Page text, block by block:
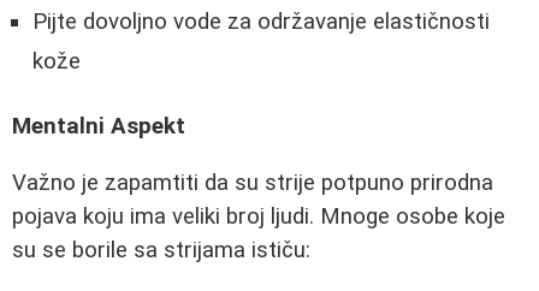
Pijte dovoljno vode za održavanje elastičnosti
kože
Mentalni Aspekt
Važno je zapamtiti da su strije potpuno prirodna
pojava koju ima veliki broj ljudi. Mnoge osobe koje
su se borile sa strijama ističu: